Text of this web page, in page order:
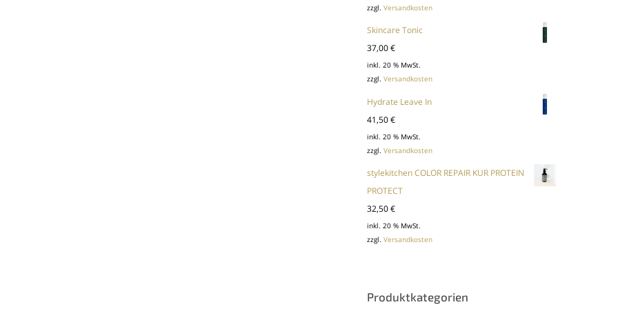
zzgl.Versandkosten
Skincare Tonic
37,00€
inkl. 20 % MwSt.
zzgl.Versandkosten
Hydrate Leave In
41,50€
inkl. 20 % MwSt.
zzgl.Versandkosten
stylekitchen COLOR REPAIR KUR PROTEIN
PROTECT
32,50€
inkl. 20 % MwSt.
zzgl.Versandkosten
Produktkategorien